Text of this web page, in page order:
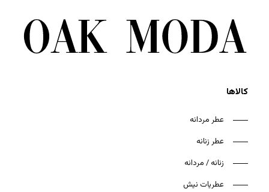
کالاها
عطر مردانه
عطر زنانه
زنانه / مردانه
عطریات نیش